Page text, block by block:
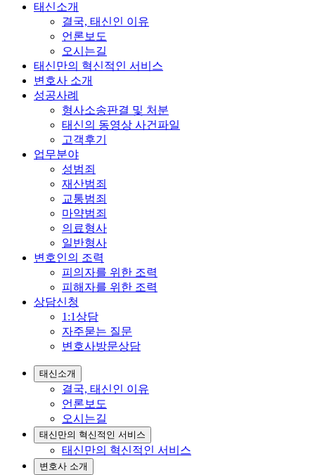
태신소개
결국, 태신인 이유
언론보도
오시는길
태신만의 혁신적인 서비스
변호사 소개
성공사례
형사소송판결 및 처분
태신의 동영상 사건파일
고객후기
업무분야
성범죄
재산범죄
교통범죄
마약범죄
의료형사
일반형사
변호인의 조력
피의자를 위한 조력
피해자를 위한 조력
상담신청
1:1상담
자주묻는 질문
변호사방문상담
태신소개
결국, 태신인 이유
언론보도
오시는길
태신만의 혁신적인 서비스
태신만의 혁신적인 서비스
변호사 소개